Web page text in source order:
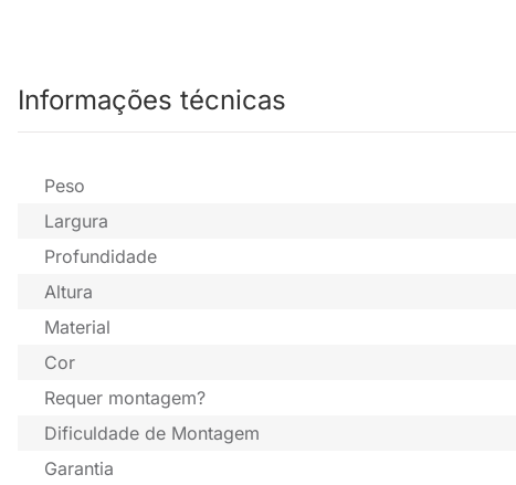
Informações técnicas
Peso
Largura
Profundidade
Altura
Material
Cor
Requer montagem?
Dificuldade de Montagem
Garantia